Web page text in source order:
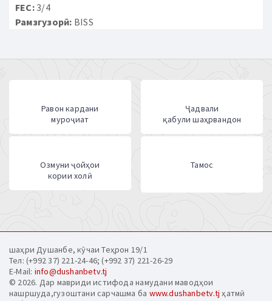
FEC:3/4
Рамзгузорӣ: BISS
Равон кардани
муроҷиат
Ҷадвали
қабули шаҳрвандон
Озмуни ҷойҳои
кории холӣ
Тамос
шаҳри Душанбе, кӯчаи Теҳрон 19/1
Тел: (+992 37) 221-24-46; (+992 37) 221-26-29
E-Mail: info@dushanbetv.tj
© 2026. Дар мавриди истифода намудани маводҳои
нашршуда,гузоштани сарчашма ба www.dushanbetv.tj ҳатмӣ